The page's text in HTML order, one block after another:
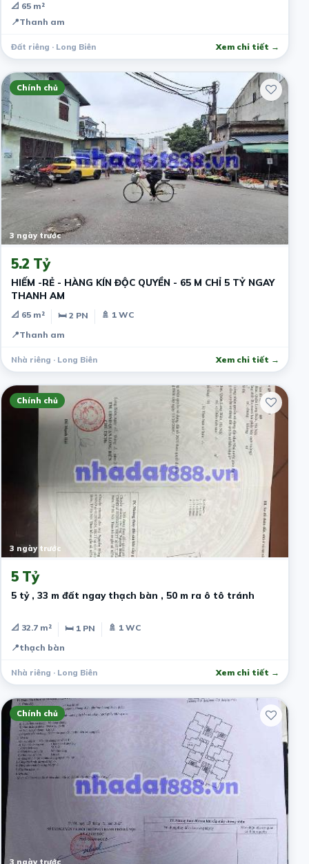
📐 65 m²
📍Thanh am
Đất riêng · Long Biên Xem chi tiết →
Chính chủ
3 ngày trước
5.2 Tỷ
HIẾM -RẺ - HÀNG KÍN ĐỘC QUYỀN - 65 M CHỈ 5 TỶ NGAY
THANH AM
📐 65 m² 🛏 2 PN
🚿 1 WC
📍Thanh am
Nhà riêng · Long Biên Xem chi tiết →
Chính chủ
3 ngày trước
5 Tỷ
5 tỷ , 33 m đất ngay thạch bàn , 50 m ra ô tô tránh
📐 32.7 m² 🛏 1 PN
🚿 1 WC
📍thạch bàn
Nhà riêng · Long Biên Xem chi tiết →
Chính chủ
3 ngày trước